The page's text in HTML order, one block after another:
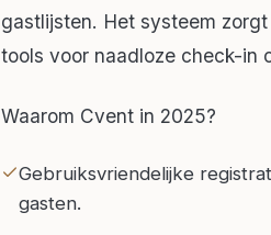
gastlijsten. Het systeem
tools voor naadloze check-in
Waarom Cvent in 2025?
Gebruiksvriendelijke
gasten.